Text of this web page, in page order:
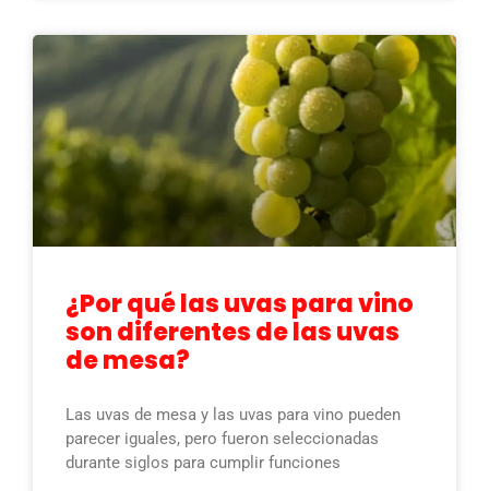
¿Por qué las uvas para vino
son diferentes de las uvas
de mesa?
Las uvas de mesa y las uvas para vino pueden
parecer iguales, pero fueron seleccionadas
durante siglos para cumplir funciones